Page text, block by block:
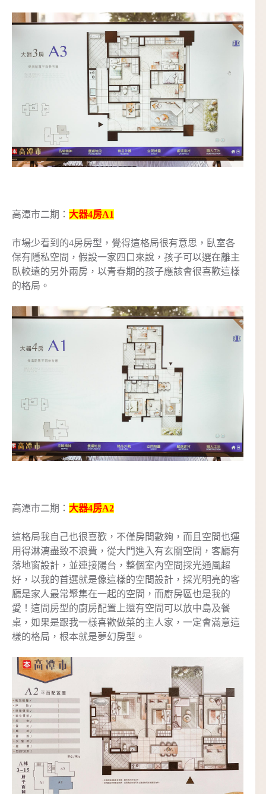
高潭市二期： 大器4房A1
市場少看到的4房房型，覺得這格局很有意思，臥室各
保有隱私空間，假設一家四口來說，孩子可以選在離主
臥較遠的另外兩房，以青春期的孩子應該會很喜歡這樣
的格局。
高潭市二期： 大器4房A2
這格局我自己也很喜歡，不僅房間數夠，而且空間也運
用得淋漓盡致不浪費，從大門進入有玄關空間，客廳有
落地窗設計，並連接陽台，整個室內空間採光通風超
好，以我的首選就是像這樣的空間設計，採光明亮的客
廳是家人最常聚集在一起的空間，而廚房區也是我的
愛！這間房型的廚房配置上還有空間可以放中島及餐
桌，如果是跟我一樣喜歡做菜的主人家，一定會滿意這
樣的格局，根本就是夢幻房型。